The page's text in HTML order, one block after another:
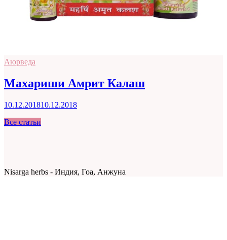
Аюрведа
Махариши Амрит Калаш
10.12.201810.12.2018
Все статьи
Nisarga herbs - Индия, Гоа, Анжуна